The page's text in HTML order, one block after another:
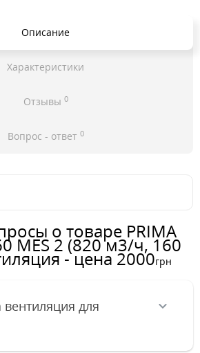
Описание
Характеристики
Отзывы 0
Вопрос - ответ 0
о товаре PRIMA
MES 2 (820 м3/ч, 160
- цена 2000грн
для